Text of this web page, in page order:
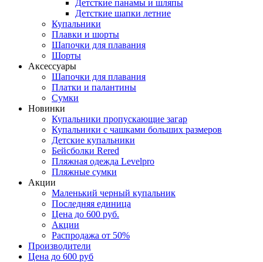
Детсткие панамы и шляпы
Детсткие шапки летние
Купальники
Плавки и шорты
Шапочки для плавания
Шорты
Аксессуары
Шапочки для плавания
Платки и палантины
Сумки
Новинки
Купальники пропускающие загар
Купальники с чашками больших размеров
Детские купальники
Бейсболки Rered
Пляжная одежда Levelpro
Пляжные сумки
Акции
Маленький черный купальник
Последняя единица
Цена до 600 руб.
Акции
Распродажа от 50%
Производители
Цена до 600 руб